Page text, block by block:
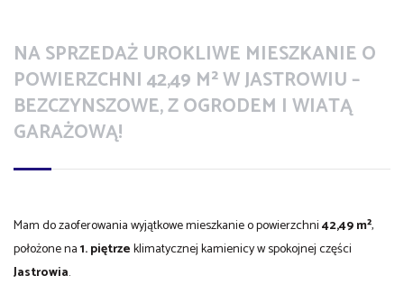
NA SPRZEDAŻ UROKLIWE MIESZKANIE O
POWIERZCHNI 42,49 M² W JASTROWIU –
BEZCZYNSZOWE, Z OGRODEM I WIATĄ
GARAŻOWĄ!
Mam do zaoferowania wyjątkowe mieszkanie o powierzchni42,49 m²,
położone na1. piętrzeklimatycznej kamienicy w spokojnej części
Jastrowia.